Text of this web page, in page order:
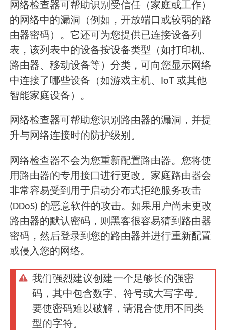
网络检查器可帮助识别受信任（家庭或工作）
的网络中的漏洞（例如，开放端口或较弱的路
由器密码）。它还可为您提供已连接设备列
表，该列表中的设备按设备类型（如打印机、
路由器、移动设备等）分类，可向您显示网络
中连接了哪些设备（如游戏主机、IoT 或其他
智能家庭设备）。
网络检查器可帮助您识别路由器的漏洞，并提
升与网络连接时的防护级别。
网络检查器不会为您重新配置路由器。您将使
用路由器的专用接口进行更改。家庭路由器会
非常容易受到用于启动分布式拒绝服务攻击
(DDoS) 的恶意软件的攻击。如果用户尚未更改
路由器的默认密码，则黑客很容易猜到路由器
密码，然后登录到您的路由器并进行重新配置
或侵入您的网络。
我们强烈建议创建一个足够长的强密
码，其中包含数字、符号或大写字母。
要使密码难以破解，请混合使用不同类
型的字符。